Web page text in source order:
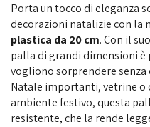
Porta un tocco di eleganza
decorazioni natalizie con la
plastica da 20 cm. Con il
palla di grandi dimensioni
vogliono sorprendere senza
Natale importanti, vetrine o
ambiente festivo, questa
resistente, che la rende